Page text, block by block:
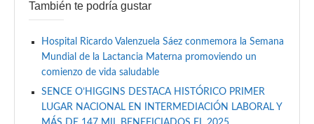
También te podría gustar
Hospital Ricardo Valenzuela Sáez conmemora la Semana
Mundial de la Lactancia Materna promoviendo un
comienzo de vida saludable
SENCE O’HIGGINS DESTACA HISTÓRICO PRIMER
LUGAR NACIONAL EN INTERMEDIACIÓN LABORAL Y